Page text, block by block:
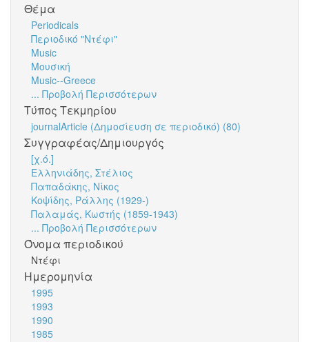
Θέμα
Periodicals
Περιοδικό "Ντέφι"
Music
Μουσική
Music--Greece
... Προβολή Περισσότερων
Τύπος Τεκμηρίου
journalArticle (Δημοσίευση σε περιοδικό) (80)
Συγγραφέας/Δημιουργός
[χ.ό.]
Ελληνιάδης, Στέλιος
Παπαδάκης, Νίκος
Κοψίδης, Ράλλης (1929-)
Παλαμάς, Κωστής (1859-1943)
... Προβολή Περισσότερων
Όνομα περιοδικού
Ντέφι
Ημερομηνία
1995
1993
1990
1985